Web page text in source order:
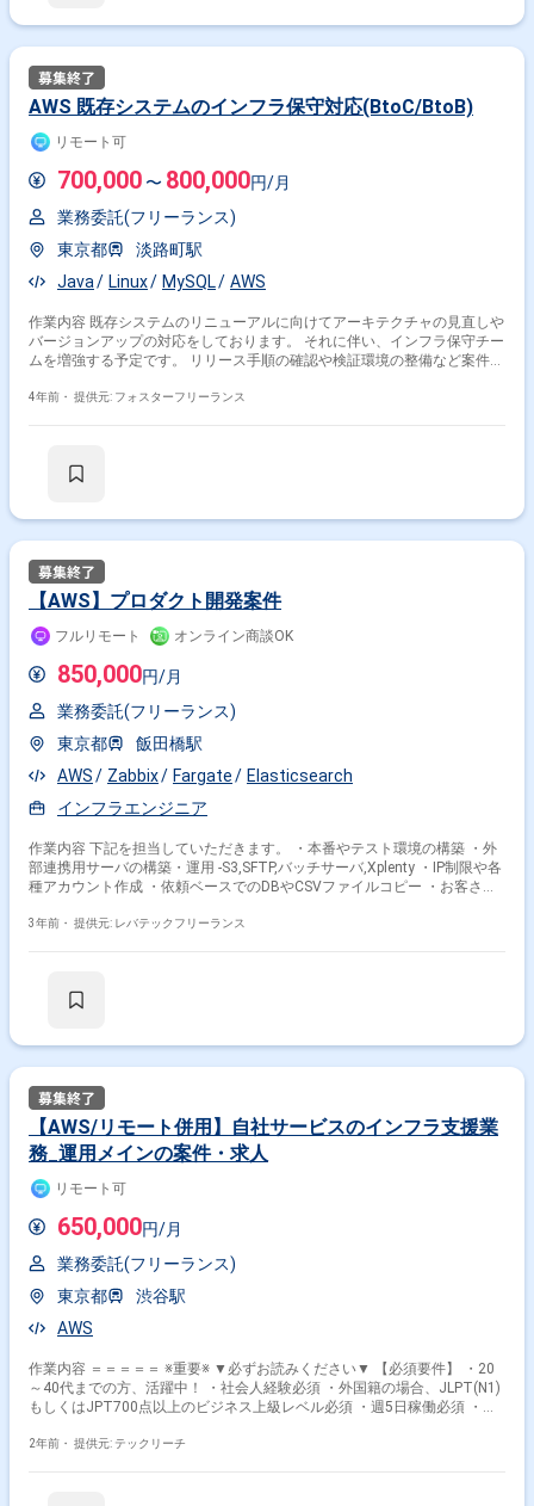
AWS 既存システムのインフラ保守対応(BtoC/BtoB)
リモート可
700,000 〜 800,000円/月
業務委託(フリーランス)
東京都
淡路町駅
Java
Linux MySQL AWS
作業内容 既存システムのリニューアルに向けてアーキテクチャの見直しや
バージョンアップの対応をしております。 それに伴い、インフラ保守チー
ムを増強する予定です。 リリース手順の確認や検証環境の整備など案件全
豊富な方を募集しております。 ＜備考＞ リモートワーク 作業状況に応じ
4年前・ 提供元: フォスターフリーランス
【AWS】プロダクト開発案件
フルリモート オンライン商談OK
850,000円/月
業務委託(フリーランス)
東京都
飯田橋駅
AWS
Zabbix Fargate
Elasticsearch
インフラエンジニア
作業内容 下記を担当していただきます。 ・本番やテスト環境の構築 ・外
部連携用サーバの構築・運用 -S3,SFTP,バッチサーバ,Xplenty ・IP制限や各
種アカウント作成 ・依頼ベースでのDBやCSVファイルコピー ・お客さま
対応 -サーバ負荷 / サーバ停止 / アプリケーションレベルの障害 ・特定顧
3年前・ 提供元: レバテックフリーランス
【AWS/リモート併用】自社サービスのインフラ支援業
務_運用メインの案件・求人
リモート可
650,000円/月
業務委託(フリーランス)
東京都
渋谷駅
AWS
作業内容 ＝＝＝＝＝ ※重要※ ▼必ずお読みください▼ 【必須要件】 ・20
～40代までの方、活躍中！ ・社会人経験必須 ・外国籍の場合、JLPT(N1)
もしくはJPT700点以上のビジネス上級レベル必須 ・週5日稼働必須 ・エ
者までお問合せ下さい。 ★期間：随時～ エンド企業様のインフラ構築、
2年前・ 提供元: テックリーチ